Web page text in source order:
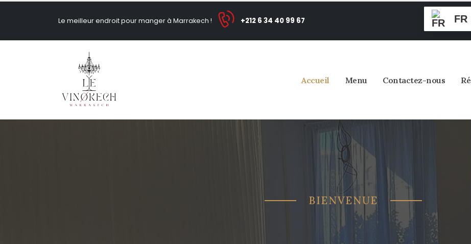
Le meilleur endroit pour manger à Marrakech ! +212 6 34 40 99 67 FR
Accueil Menu Contactez-nous
BIENVENUE